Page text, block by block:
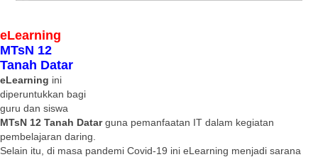
eLearning
MTsN 12
Tanah Datar
eLearning ini
diperuntukkan bagi
guru dan siswa
MTsN 12 Tanah Datarguna pemanfaatan IT dalam kegiatan
pembelajaran daring.
Selain itu, di masa pandemi Covid-19 ini eLearning menjadi sarana